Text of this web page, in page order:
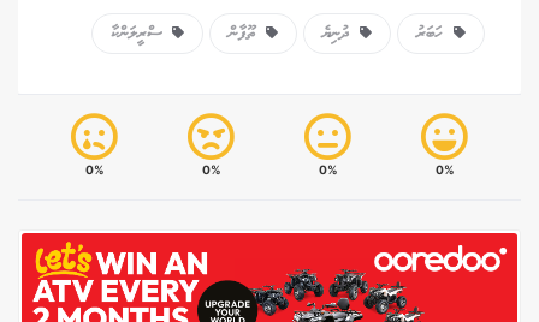
ހަބަރު ދުނިޔެ ތޫފާން ސްރީލަންކާ
0%
0%
0%
0%